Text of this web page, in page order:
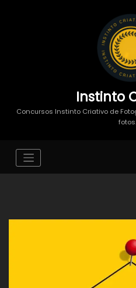
Instinto
Concursos Instinto Criativo de
fotos.